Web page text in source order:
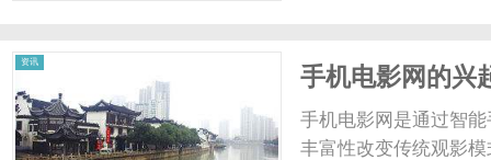
资讯
手机电影网的兴
与挑战
手机电影网是通过智
丰富性改变传统观影